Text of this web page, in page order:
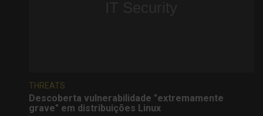
THREATS
Descoberta vulnerabilidade "extremamente
grave" em distribuições Linux